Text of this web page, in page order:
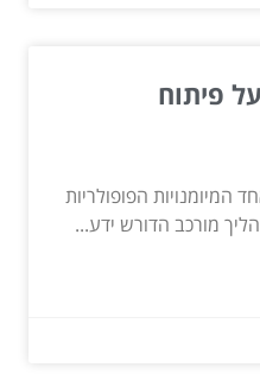
פיתוח
המיומנויות הפופולריות
מורכב הדורש ידע...